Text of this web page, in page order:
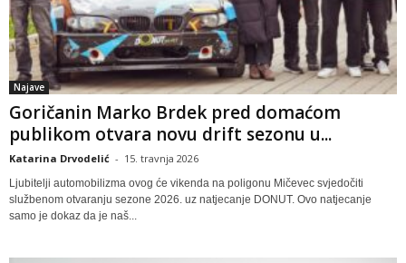
Najave
Goričanin Marko Brdek pred domaćom
publikom otvara novu drift sezonu u...
Katarina Drvodelić - 15. travnja 2026
Ljubitelji automobilizma ovog će vikenda na poligonu Mičevec svjedočiti
službenom otvaranju sezone 2026. uz natjecanje DONUT. Ovo natjecanje
samo je dokaz da je naš...